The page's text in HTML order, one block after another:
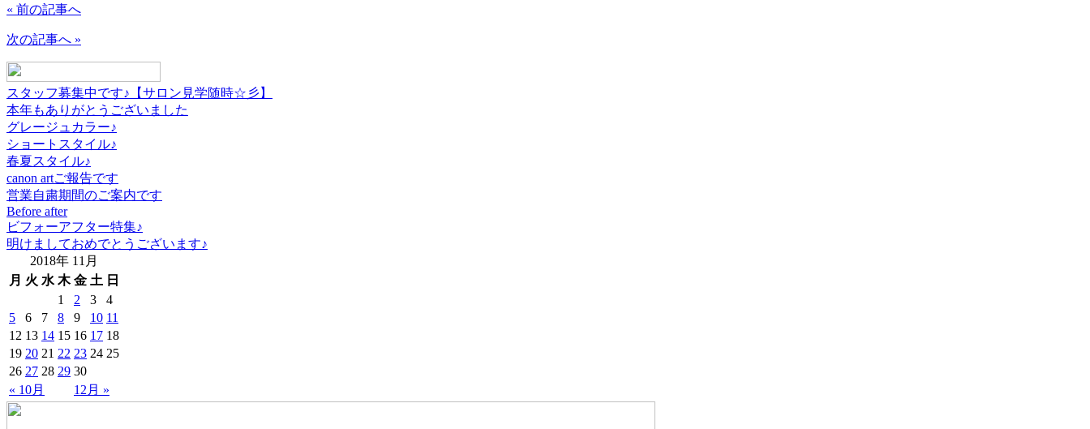
« 前の記事へ
次の記事へ »
スタッフ募集中です♪【サロン見学随時☆彡】
本年もありがとうございました
グレージュカラー♪
ショートスタイル♪
春夏スタイル♪
canon artご報告です
営業自粛期間のご案内です
Before after
ビフォーアフター特集♪
明けましておめでとうございます♪
2018年 11月
月 火 水 木 金 土 日
« 10月 12月 »
1 2 3
4
5
6 7 8 9 10 11
12 13 14 15 16 17 18
19 20 21 22 23 24 25
26 27 28 29 30